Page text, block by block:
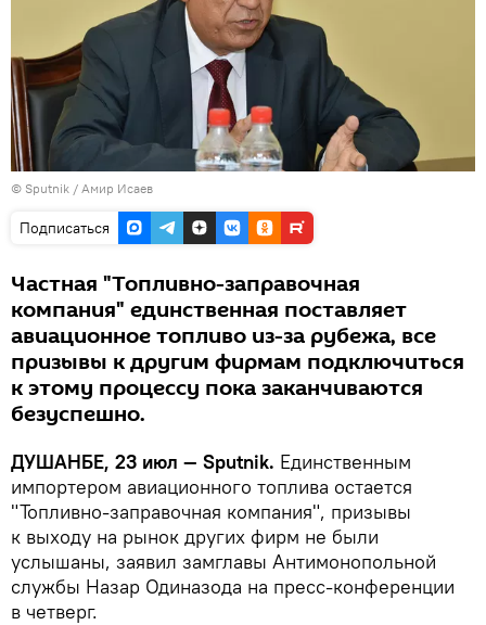
© Sputnik / Амир Исаев
Подписаться
Частная "Топливно-заправочная
компания" единственная поставляет
авиационное топливо из-за рубежа, все
призывы к другим фирмам подключиться
к этому процессу пока заканчиваются
безуспешно.
ДУШАНБЕ, 23 июл — Sputnik. Единственным
импортером авиационного топлива остается
"Топливно-заправочная компания", призывы
к выходу на рынок других фирм не были
услышаны, заявил замглавы Антимонопольной
службы Назар Одиназода на пресс-конференции
в четверг.